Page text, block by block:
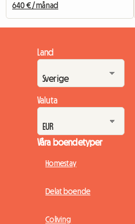
640 € / månad
Land
Valuta
Våra boendetyper
Homestay
Delat boende
Coliving